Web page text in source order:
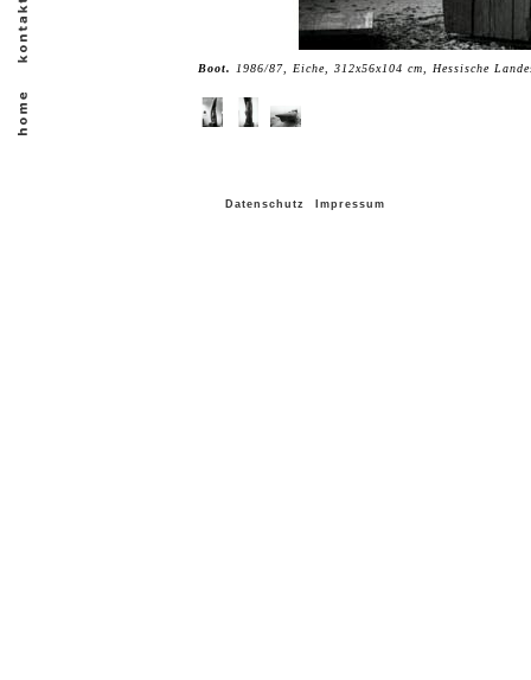
Boot. 1986/87, Eiche, 312x56x104 cm, Hessische
Datenschutz Impressum